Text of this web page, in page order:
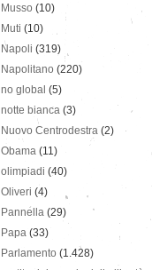
Musso (10)
Muti (10)
Napoli (319)
Napolitano (220)
no global (5)
notte bianca (3)
Nuovo Centrodestra (2)
Obama (11)
olimpiadi (40)
Oliveri (4)
Pannella (29)
Papa (33)
Parlamento (1.428)